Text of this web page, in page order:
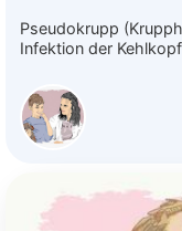
Pseudokrupp
Infektion der